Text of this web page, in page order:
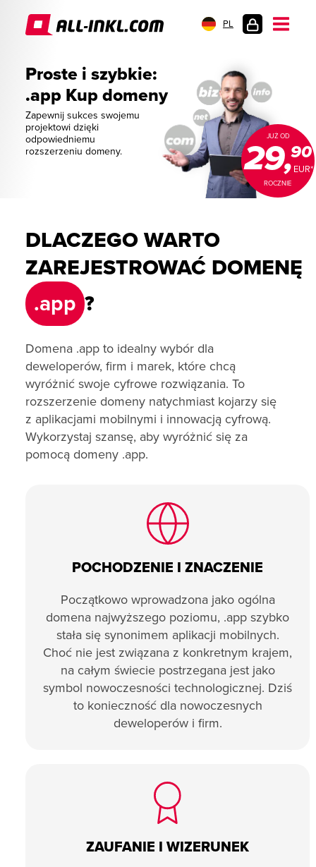
PL
Proste i szybkie:
.app Kup domeny
Zapewnij sukces swojemu
projektowi dzięki
odpowiedniemu
rozszerzeniu domeny.
JUŻ OD
29,EUR*
90
ROCZNIE
DLACZEGO WARTO
ZAREJESTROWAĆ DOMENĘ
.app ?
Domena .app to idealny wybór dla
deweloperów, firm i marek, które chcą
wyróżnić swoje cyfrowe rozwiązania. To
rozszerzenie domeny natychmiast kojarzy się
z aplikacjami mobilnymi i innowacją cyfrową.
Wykorzystaj szansę, aby wyróżnić się za
pomocą domeny .app.
POCHODZENIE I ZNACZENIE
Początkowo wprowadzona jako ogólna
domena najwyższego poziomu, .app szybko
stała się synonimem aplikacji mobilnych.
Choć nie jest związana z konkretnym krajem,
na całym świecie postrzegana jest jako
symbol nowoczesności technologicznej. Dziś
to konieczność dla nowoczesnych
deweloperów i firm.
ZAUFANIE I WIZERUNEK